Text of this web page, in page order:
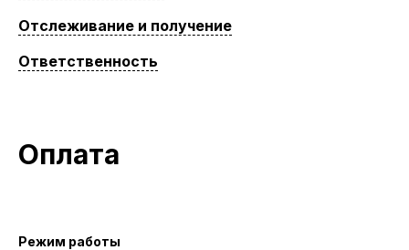
Отслеживание и получение
Ответственность
Оплата
Режим работы